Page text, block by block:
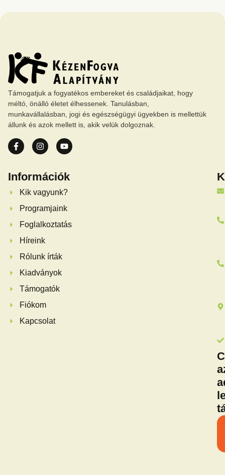
Támogatjuk a fogyatékos embereket és családjaikat, hogy
méltó, önálló életet élhessenek. Tanulásban,
munkavállalásban, jogi és egészségügyi ügyekben is mellettük
állunk és azok mellett is, akik velük dolgoznak.
Információk
Kik vagyunk?
Programjaink
Foglalkoztatás
Híreink
Rólunk írták
Kiadványok
Támogatók
Fiókom
Kapcsolat